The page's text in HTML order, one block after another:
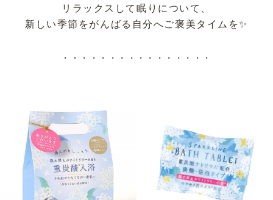
リラックスして眠りについて、
新しい季節をがんばる自分へご褒美タイムを✨
・・・・・・・・・・・・・・・・